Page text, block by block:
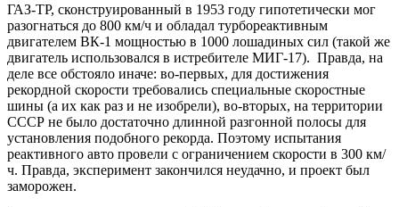
ГАЗ-ТР, сконструированный в 1953 году гипотетически мог
разогнаться до 800 км/ч и обладал турбореактивным
двигателем ВК-1 мощностью в 1000 лошадиных сил (такой же
двигатель использовался в истребителе МИГ-17). Правда, на
деле все обстояло иначе: во-первых, для достижения
рекордной скорости требовались специальные скоростные
шины (а их как раз и не изобрели), во-вторых, на территории
СССР не было достаточно длинной разгонной полосы для
установления подобного рекорда. Поэтому испытания
реактивного авто провели с ограничением скорости в 300 км/
ч. Правда, эксперимент закончился неудачно, и проект был
заморожен.